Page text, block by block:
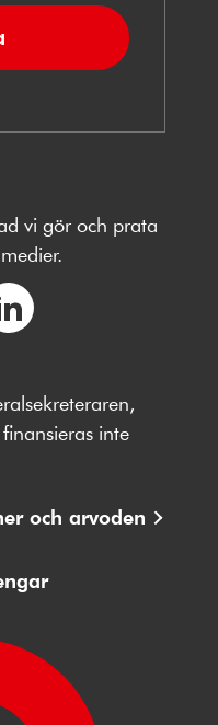
vi gör och prata
inte
och arvoden